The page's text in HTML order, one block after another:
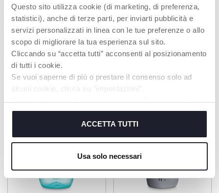
Questo sito utilizza cookie (di marketing, di preferenza,
statistici), anche di terze parti, per inviarti pubblicità e
servizi personalizzati in linea con le tue preferenze o allo
scopo di migliorare la tua esperienza sul sito.
Cliccando su “accetta tutti” acconsenti al posizionamento
di tutti i cookie.
Se vuoi saperne di più o prestare il consenso solo ad
alcuni cookie, clicca su "impostazioni".
Chiudendo questo banner acconsenti all’uso dei soli
cookie tecnici, indispensabili per fruire del servizio
ACCETTA TUTTI
Usa solo necessari
PRODUKTE, DIE SIE INTERESSIEREN
KÖNNTEN